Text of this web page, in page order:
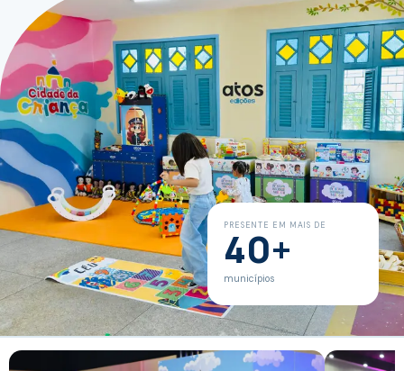
PRESENTE EM MAIS DE
40+
municípios